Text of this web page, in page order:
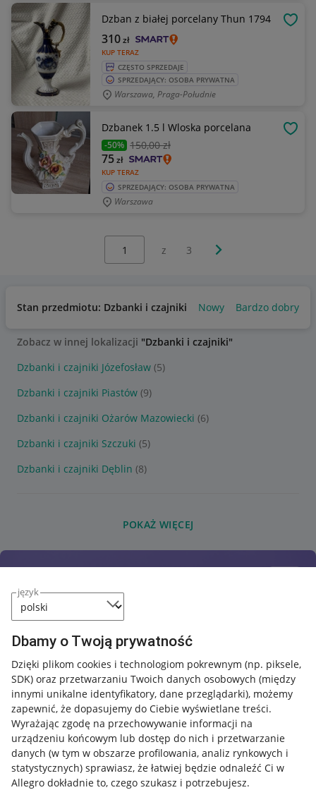
język
Dbamy o Twoją prywatność
Dzięki plikom cookies i technologiom pokrewnym (np. piksele,
SDK) oraz przetwarzaniu Twoich danych osobowych (między
innymi unikalne identyfikatory, dane przeglądarki), możemy
zapewnić, że dopasujemy do Ciebie wyświetlane treści.
Wyrażając zgodę na przechowywanie informacji na
urządzeniu końcowym lub dostęp do nich i przetwarzanie
danych (w tym w obszarze profilowania, analiz rynkowych i
statystycznych) sprawiasz, że łatwiej będzie odnaleźć Ci w
Allegro dokładnie to, czego szukasz i potrzebujesz.
Dzban z białej porcelany Thun 1794
KUP TERAZ
310zł
CZĘSTO SPRZEDAJE
SPRZEDAJĄCY: OSOBA PRYWATNA
Warszawa, Praga-Południe
Dzbanek 1.5 l Wloska porcelana
-50% 150,00 zł
KUP TERAZ
75zł
SPRZEDAJĄCY: OSOBA PRYWATNA
Warszawa
z 3 Następna strona
Stan przedmiotu: Dzbanki i czajniki Nowy Bardzo dobry
Zobacz w innej lokalizacji "Dzbanki i czajniki"
Dzbanki i czajniki Józefosław (5)
Dzbanki i czajniki Piastów (9)
Dzbanki i czajniki Ożarów Mazowiecki (6)
Dzbanki i czajniki Szczuki (5)
Dzbanki i czajniki Dęblin (8)
POKAŻ WIĘCEJ